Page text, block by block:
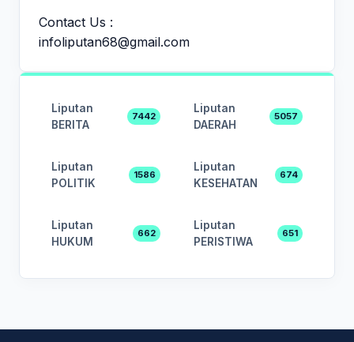
Contact Us :
infoliputan68@gmail.com
Liputan
BERITA
7442
Liputan
DAERAH
5057
Liputan
POLITIK
1586
Liputan
KESEHATAN
674
Liputan
HUKUM
662
Liputan
PERISTIWA
651